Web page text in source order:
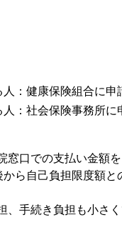
：健康保険組合に申
：社会保険事務所に
窓口での支払い金額
ら自己負担限度額と
手続き負担も小さく